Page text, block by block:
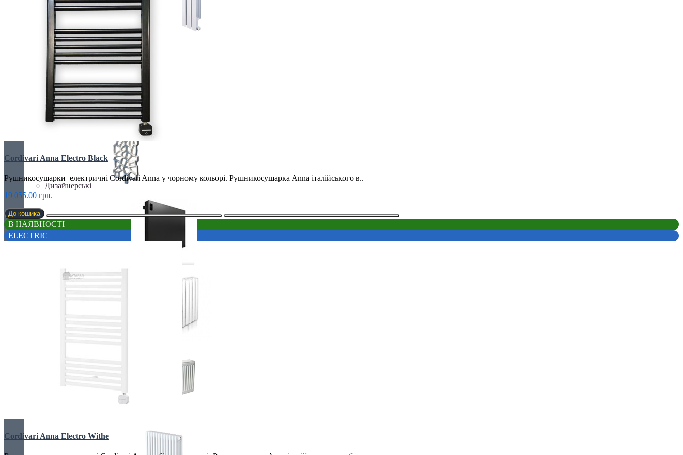
БІМЕТАЛІЧНІ РАДІАТОРИ
Все для радіаторів
Дизайнерські
РАДІАТОРИ ДЛЯ ЗАМІНИ
Cordivari Anna Electro Black
Рушникосушарки електричні Cordivari Anna у чорному кольорі. Рушникосушарка Anna італійського в..
19 055.00 грн.
До кошика
В НАЯВНОСТІ
ELECTRIC
Cordivari Anna Electro Withe